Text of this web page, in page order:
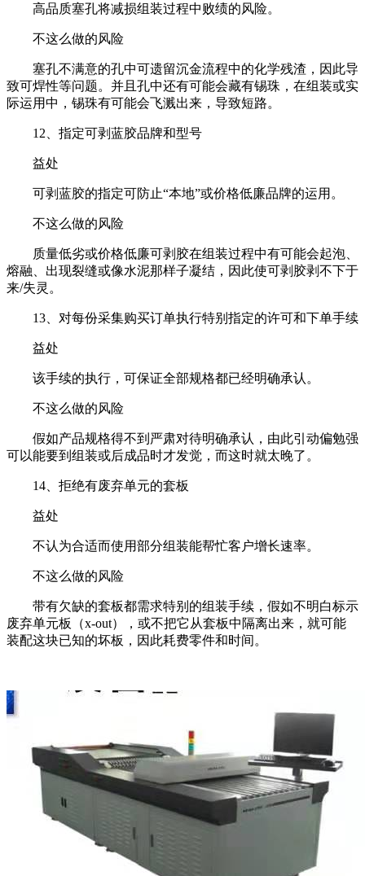
高品质塞孔将减损组装过程中败绩的风险。
不这么做的风险
塞孔不满意的孔中可遗留沉金流程中的化学残渣，因此导
致可焊性等问题。并且孔中还有可能会藏有锡珠，在组装或实
际运用中，锡珠有可能会飞溅出来，导致短路。
12、指定可剥蓝胶品牌和型号
益处
可剥蓝胶的指定可防止“本地”或价格低廉品牌的运用。
不这么做的风险
质量低劣或价格低廉可剥胶在组装过程中有可能会起泡、
熔融、出现裂缝或像水泥那样子凝结，因此使可剥胶剥不下于
来/失灵。
13、对每份采集购买订单执行特别指定的许可和下单手续
益处
该手续的执行，可保证全部规格都已经明确承认。
不这么做的风险
假如产品规格得不到严肃对待明确承认，由此引动偏勉强
可以能要到组装或后成品时才发觉，而这时就太晚了。
14、拒绝有废弃单元的套板
益处
不认为合适而使用部分组装能帮忙客户增长速率。
不这么做的风险
带有欠缺的套板都需求特别的组装手续，假如不明白标示
废弃单元板（x-out），或不把它从套板中隔离出来，就可能
装配这块已知的坏板，因此耗费零件和时间。